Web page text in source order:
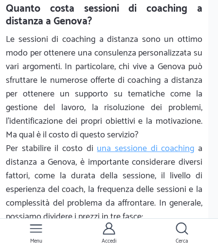
Quanto costa sessioni di coaching a
distanza a Genova?
Le sessioni di coaching a distanza sono un ottimo
modo per ottenere una consulenza personalizzata su
vari argomenti. In particolare, chi vive a Genova può
sfruttare le numerose offerte di coaching a distanza
per ottenere un supporto su tematiche come la
gestione del lavoro, la risoluzione dei problemi,
l'identificazione dei propri obiettivi e la motivazione.
Ma qual è il costo di questo servizio?
Per stabilire il costo diuna sessione di coaching a
distanza a Genova, è importante considerare diversi
fattori, come la durata della sessione, il livello di
esperienza del coach, la frequenza delle sessioni e la
complessità del problema da affrontare. In generale,
possiamo dividere i prezzi in tre fasce:
Prezzi bassi (fino a 50 €):
Le sessioni di coaching a distanza con prezzi più bassi
Menu Accedi Cerca